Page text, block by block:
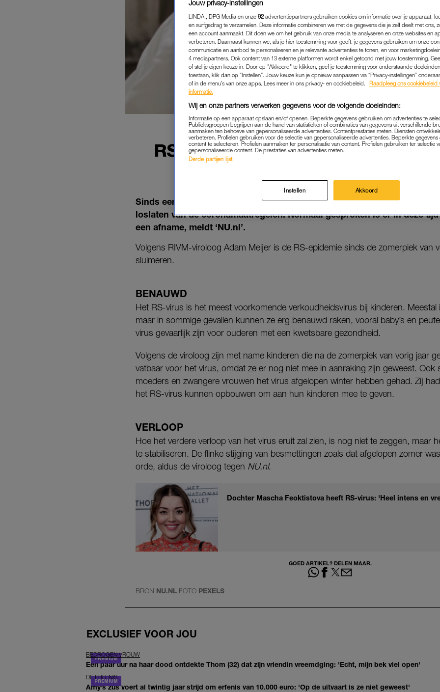
RS-VIRUS LEEFT OP IN
LOSLATEN
BINNENLAND| GEZONDHEID
Sinds een paar weken stijgt het aantal meldingen over het RS-virus
loslaten van de coronamaatregelen. Normaal gesproken is er in deze
een afname, meldt ‘NU.nl’.
Volgens RIVM-viroloog Adam Meijer is de RS-epidemie sinds de zomerpiek van
sluimeren.
BENAUWD
Het RS-virus is het meest voorkomende verkoudheidsvirus bij kinderen.
maar in sommige gevallen kunnen ze erg benauwd raken, vooral baby’s en
virus gevaarlijk zijn voor ouderen met een kwetsbare gezondheid.
Volgens de viroloog zijn met name kinderen die na de zomerpiek van vorig jaar
vatbaar voor het virus, omdat ze er nog niet mee in aanraking zijn geweest. Ook
moeders en zwangere vrouwen het virus afgelopen winter hebben gehad. Zij
het RS-virus kunnen opbouwen om aan hun kinderen mee te geven.
VERLOOP
Hoe het verdere verloop van het virus eruit zal zien, is nog niet te zeggen, maar
te stabiliseren. De flinke stijging van besmettingen zoals dat afgelopen zomer
orde, aldus de viroloog tegen NU.nl.
Dochter Mascha Feoktistova heeft RS-virus: 'Heel intens en
GOED ARTIKEL? DELEN MAAR.
BRON NU.NL FOTO PEXELS
EXCLUSIEF VOOR JOU
BEDROGEN VROUW
Een paar uur na haar dood ontdekte Thom (32) dat zijn vriendin vreemdging: 'Echt, mijn bek viel open'
DE ERFENIS
Amy’s zus voert al twintig jaar strijd om erfenis van 10.000 euro: 'Op de uitvaart is ze niet geweest'
Jouw privacy-instellingen
LINDA., DPG Media en onze 92 advertentiepartners gebruiken cookies om informatie over je apparaat,
en surfgedrag te verzamelen. Deze informatie combineren we met de gegevens die je zelf deelt met ons,
een account aanmaakt. Dit doen we om het gebruik van onze media te analyseren en onze websites en
verbeteren. Daarnaast kunnen we, als je hier toestemming voor geeft, je gegevens gebruiken om onze
communicatie en aanbod te personaliseren en je relevante advertenties te tonen, en voor
4 mediapartners. Ook content van 13 externe platformen wordt enkel getoond met jouw toestemming.
of stel je eigen keuze in. Door op "Akkoord" te klikken, geef je toestemming voor onderstaande
toestaan, klik dan op “Instellen”. Jouw keuze kun je opnieuw aanpassen via “Privacy-instellingen”
of in de menu’s van onze apps. Lees meer in ons privacy- en cookiebeleid.
Raadpleeg ons cookiebeleid
informatie.
Wij en onze partners verwerken gegevens voor de volgende doeleinden:
Informatie op een apparaat opslaan en/of openen. Beperkte gegevens gebruiken om advertenties te
Publieksgroepen begrijpen aan de hand van statistieken of combinaties van gegevens uit verschillende
aanmaken ten behoeve van gepersonaliseerde advertenties. Contentprestaties meten. Diensten
verbeteren. Profielen gebruiken voor de selectie van gepersonaliseerde advertenties. Beperkte
content te selecteren. Profielen aanmaken ter personalisatie van content. Profielen gebruiken ter selectie
gepersonaliseerde content. De prestaties van advertenties meten.
Derde partijen lijst
Instellen Akkoord